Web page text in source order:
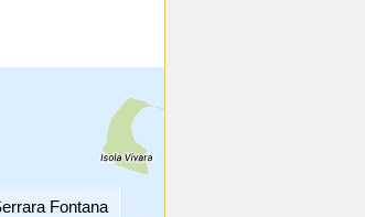
Fontana